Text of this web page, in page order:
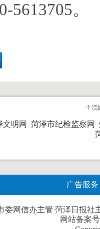
5613705。
主流
文明网 菏泽市纪检监察网
广告服务
委网信办主管 菏泽日报社
网站备案